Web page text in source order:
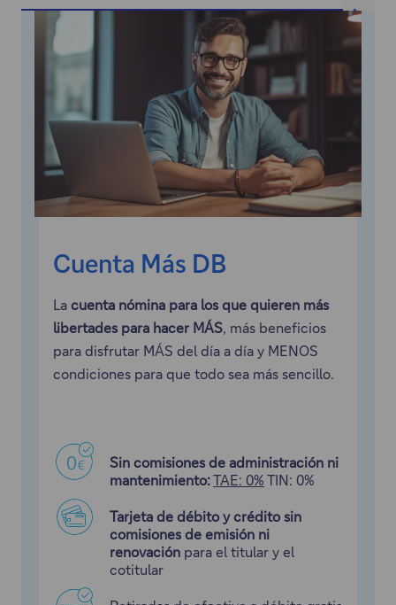
Cuenta Más DB
Lacuenta nómina para los que quieren más
libertades para hacer MÁS, más beneficios
para disfrutar MÁS del día a día y MENOS
condiciones para que todo sea más sencillo.
Sin comisiones de administración ni
mantenimiento:TAE: 0%TIN: 0%
Tarjeta de débito y crédito sin
comisiones de emisión ni
renovación para el titular y el
cotitular